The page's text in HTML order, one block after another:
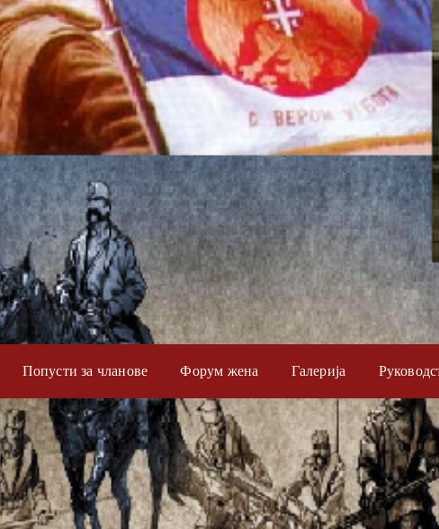
Попусти за чланове Форум жена Галерија